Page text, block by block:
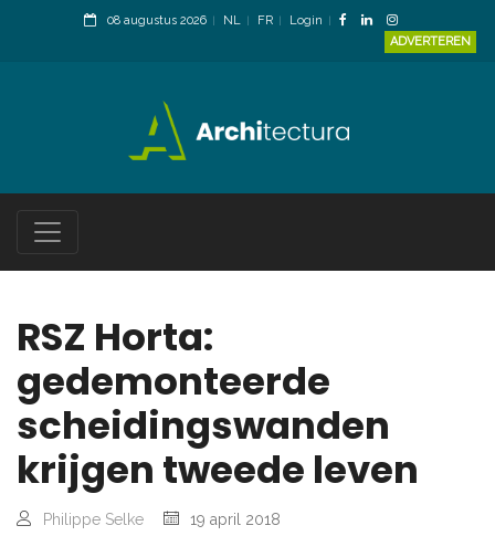
08 augustus 2026 NL FR
Login
ADVERTEREN
RSZ Horta:
gedemonteerde
scheidingswanden
krijgen tweede leven
Philippe Selke
19 april 2018